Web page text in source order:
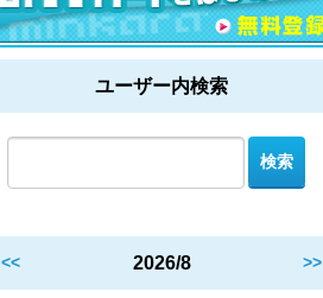
ユーザー内検索
<< 2026/8 >>